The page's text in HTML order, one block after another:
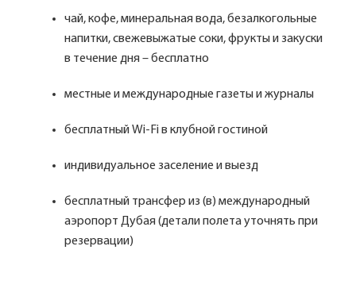
чай, кофе, минеральная вода, безалкогольные
напитки, свежевыжатые соки, фрукты и закуски
в течение дня – бесплатно
местные и международные газеты и журналы
бесплатный Wi-Fi в клубной гостиной
индивидуальное заселение и выезд
бесплатный трансфер из (в) международный
аэропорт Дубая (детали полета уточнять при
резервации)